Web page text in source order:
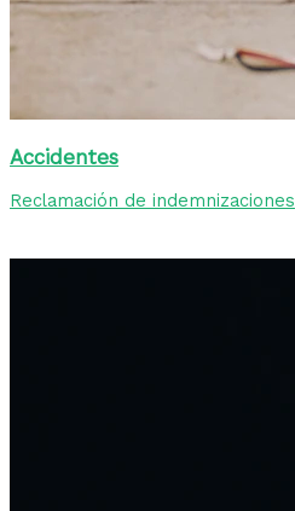
Accidentes
Reclamación de indemnizaciones